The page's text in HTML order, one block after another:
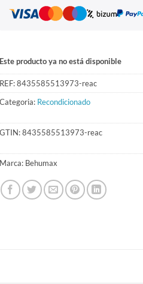
Este producto ya no está disponible
REF:8435585513973-reac
Categoria: Recondicionado
GTIN:8435585513973-reac
Marca: Behumax